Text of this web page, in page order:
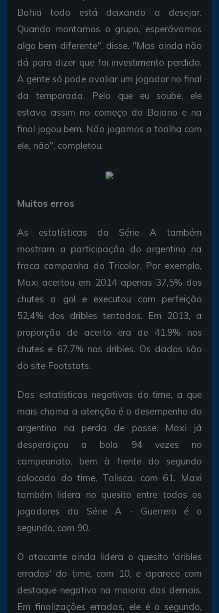
Bahia todo está deixando a desejar.
Quando montamos o grupo, esperávamos
algo bem diferente", disse. "Mas ainda não
dá para dizer que foi investimento perdido.
A gente só pode avaliar um jogador no final
da temporada. Pelo que eu soube, ele
estava assim no começo do Baiano e na
final jogou bem. Não jogamos a toalha com
ele, não", completou.
Muitos erros
As estatísticas da Série A também
mostram a participação do argentino na
fraca campanha do Tricolor. Por exemplo,
Maxi acertou em 2014 apenas 37,5% dos
chutes a gol e executou com perfeição
52,4% dos dribles tentados. Em 2013, a
proporção de acerto era de 41,9% nos
chutes e 67,7% nos dribles. Os dados são
do site Footstats.
Das estatísticas negativas do time, a que
mais chama a atenção é o desempenho do
argentino na perda de posse. Maxi já
desperdiçou a bola 94 vezes no
campeonato, bem à frente do segundo
colocado do time, Talisca, com 61. Maxi
também lidera no quesito entre todos os
jogadores da Série A - Guerrero é o
segundo, com 90.
O atacante ainda lidera o quesito 'dribles
errados' do time, com 10, e aparece com
destaque negativo na maioria das demais.
Em finalizações erradas, ele é o segundo,